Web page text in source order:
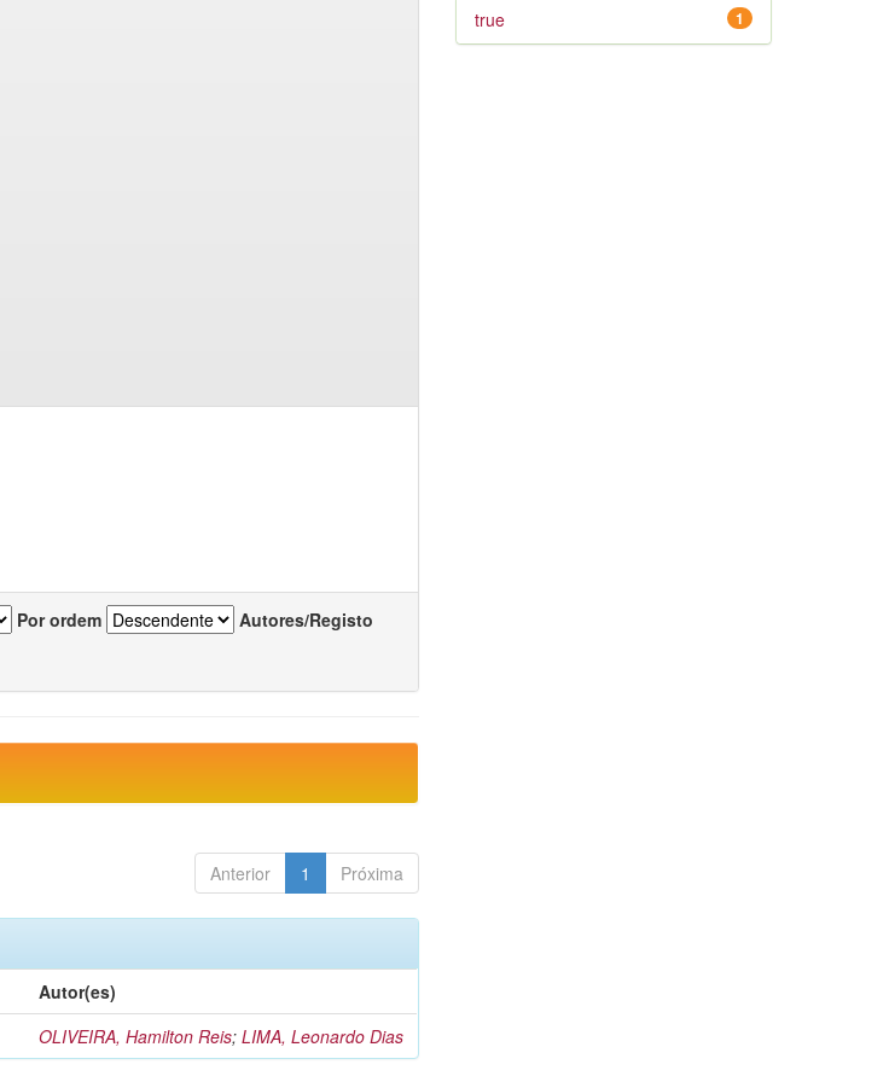
Por ordem Autores/Registo
Anterior 1 Próxima
Autor(es)
OLIVEIRA, Hamilton Reis;LIMA, Leonardo Dias
1
true